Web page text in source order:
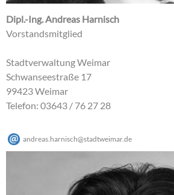
Dipl.-Ing. Andreas Harnisch
Vorstandsmitglied
Stadtverwaltung Weimar
Schwanseestraße 17
99423 Weimar
Telefon: 03643 / 76 27 28
andreas.harnisch@stadtweimar.de